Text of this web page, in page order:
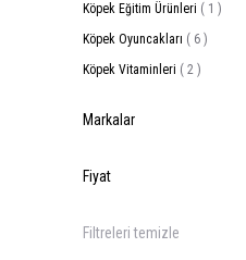
Köpek Eğitim Ürünleri ( 1 )
Köpek Oyuncakları ( 6 )
Köpek Vitaminleri ( 2 )
Markalar
Fiyat
Filtreleri temizle